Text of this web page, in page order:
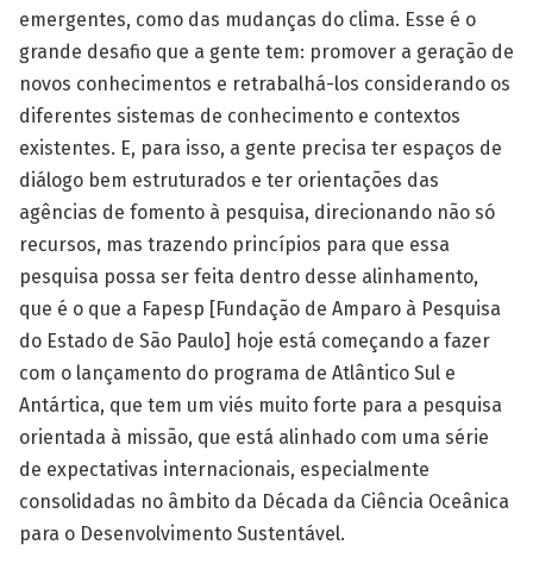
emergentes, como das mudanças do clima. Esse é o
grande desafio que a gente tem: promover a geração de
novos conhecimentos e retrabalhá-los considerando os
diferentes sistemas de conhecimento e contextos
existentes. E, para isso, a gente precisa ter espaços de
diálogo bem estruturados e ter orientações das
agências de fomento à pesquisa, direcionando não só
recursos, mas trazendo princípios para que essa
pesquisa possa ser feita dentro desse alinhamento,
que é o que a Fapesp [Fundação de Amparo à Pesquisa
do Estado de São Paulo] hoje está começando a fazer
com o lançamento do programa de Atlântico Sul e
Antártica, que tem um viés muito forte para a pesquisa
orientada à missão, que está alinhado com uma série
de expectativas internacionais, especialmente
consolidadas no âmbito da Década da Ciência Oceânica
para o Desenvolvimento Sustentável.